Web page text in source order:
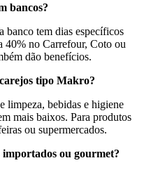
bancos?
banco tem dias específicos
40% no Carrefour, Coto ou
dão benefícios.
tipo Makro?
limpeza, bebidas e higiene
mais baixos. Para produtos
ou supermercados.
ou gourmet?